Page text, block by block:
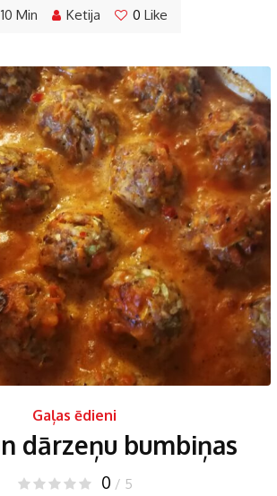
10 Min Ketija 0 Like
Gaļas ēdieni
dārzeņu bumbiņas
0 / 5